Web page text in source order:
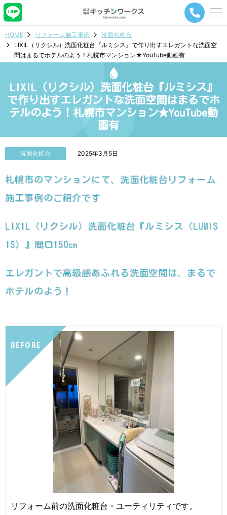
メ
ー
ビ
ョ
ン
ボ
ン
HOME リフォーム施工事例
洗面化粧台
LIXIL（リクシル）洗面化粧台『ルミシス』で作り出すエレガントな洗面空
間はまるでホテルのよう！札幌市マンション★YouTube動画有
LIXIL（リクシル）洗面化粧台『ルミシス』
で作り出すエレガントな洗面空間はまるでホ
テルのよう！札幌市マンション★YouTube動
画有
洗面化粧台 2025年3月5日
札幌市のマンションにて、洗面化粧台リフォーム
施工事例のご紹介です
LIXIL（リクシル）洗面化粧台『ルミシス（LUMIS
IS）』間口150㎝
エレガントで高級感あふれる洗面空間は、まるで
ホテルのよう！
BEFORE
リフォーム前の洗面化粧台・ユーティリティです。